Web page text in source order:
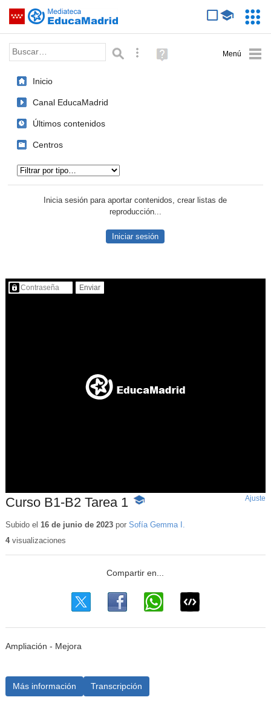
Saltar navegación
Palabra o frase: Búsqueda avanzada
Ayuda
(en
Inicio
Canal EducaMadrid
Últimos contenidos
Centros
Inicia sesión para aportar contenidos, crear listas de
reproducción...
Iniciar sesión
Contenido protegido…
Curso B1-B2 Tarea 1 -
educativo
Ajuste
Subido el 16 de junio de 2023por Sofía Gemma I.
4visualizaciones
Ampliación - Mejora
Más información Transcripción